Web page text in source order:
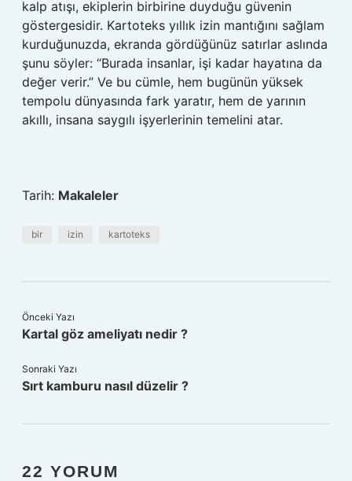
kalp atışı, ekiplerin birbirine duyduğu güvenin
göstergesidir. Kartoteks yıllık izin mantığını sağlam
kurduğunuzda, ekranda gördüğünüz satırlar aslında
şunu söyler: “Burada insanlar, işi kadar hayatına da
değer verir.” Ve bu cümle, hem bugünün yüksek
tempolu dünyasında fark yaratır, hem de yarının
akıllı, insana saygılı işyerlerinin temelini atar.
Tarih: Makaleler
bir izin kartoteks
Önceki Yazı
Kartal göz ameliyatı nedir ?
Sonraki Yazı
Sırt kamburu nasıl düzelir ?
22 YORUM